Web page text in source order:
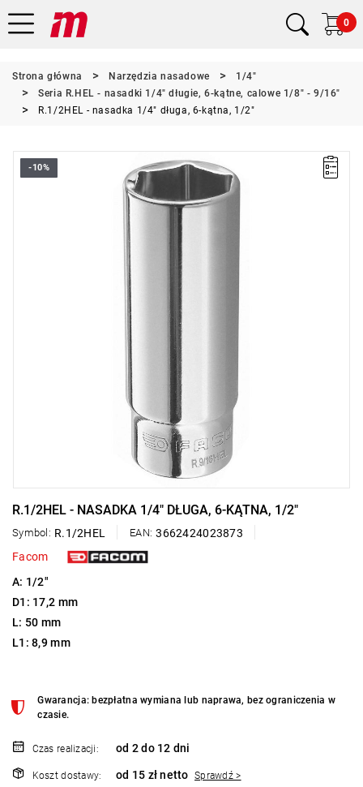
0
Strona główna Narzędzia nasadowe
1/4"
Seria R.HEL - nasadki 1/4" długie, 6-kątne, calowe 1/8" - 9/16"
R.1/2HEL - nasadka 1/4" długa, 6-kątna, 1/2"
-10%
R.1/2HEL - NASADKA 1/4" DŁUGA, 6-KĄTNA, 1/2"
Symbol: R.1/2HEL EAN: 3662424023873
Facom
A: 1/2"
D1: 17,2 mm
L: 50 mm
L1: 8,9 mm
Gwarancja: bezpłatna wymiana lub naprawa, bez ograniczenia w
czasie.
Czas realizacji: od 2 do 12 dni
Koszt dostawy: od 15 zł netto Sprawdź >